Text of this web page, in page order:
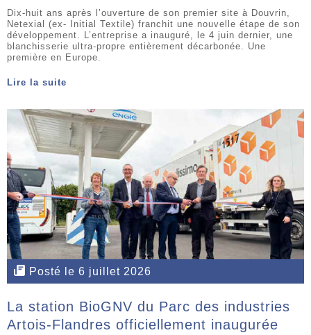
Dix-huit ans après l’ouverture de son premier site à Douvrin,
Netexial (ex- Initial Textile) franchit une nouvelle étape de son
développement. L’entreprise a inauguré, le 4 juin dernier, une
blanchisserie ultra-propre entièrement décarbonée. Une
première en Europe.
Lire la suite
Posté le 6 juillet 2026
La station BioGNV du Parc des industries
Artois-Flandres officiellement inaugurée